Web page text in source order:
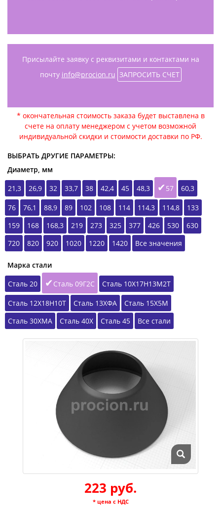
Присылайте заявку с реквизитами и контактами на
почту info@procion.ru ЗАПРОСИТЬ СЧЕТ
* окончательная стоимость заказа будет выставлена в
счете на оплату менеджером с учетом возможной
индивидуальной скидки и стоимости доставки по РФ.
ВЫБРАТЬ ДРУГИЕ ПАРАМЕТРЫ:
Диаметр, мм
21,3
26,9 32 33,7 38 42,4 45 48,3 57 60,3
76 76,1 88,9 89 102 108 114 114,3 114,8
133
159
168 168,3 219 273 325 377 426 530
630
720
820 920 1020 1220 1420 Все значения
Марка стали
Сталь 20
Сталь 09Г2С Сталь 10Х17Н13М2Т
Сталь 12Х18Н10Т Сталь 13ХФА
Сталь 15Х5М
Сталь 30ХМА
Сталь 40Х Сталь 45 Все стали
223 руб.
* цена с НДС